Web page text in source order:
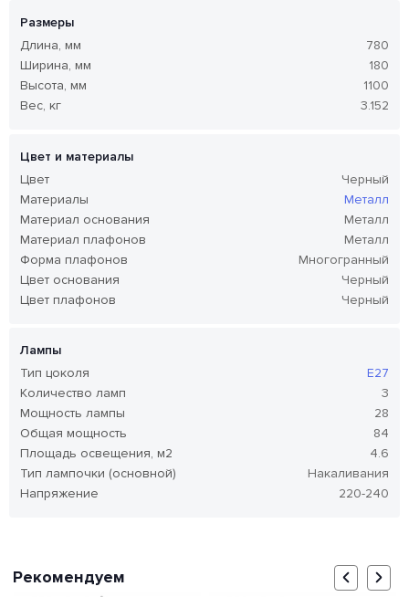
Размеры
Длина, мм
780
Ширина, мм
180
Высота, мм
1100
Вес, кг
3.152
Цвет и материалы
Цвет
Черный
Материалы
Металл
Материал основания
Металл
Материал плафонов
Металл
Форма плафонов
Многогранный
Цвет основания
Черный
Цвет плафонов
Черный
Лампы
Тип цоколя
E27
Количество ламп
3
Мощность лампы
28
Общая мощность
84
Площадь освещения, м2
4.6
Тип лампочки (основной)
Накаливания
Напряжение
220-240
Рекомендуем